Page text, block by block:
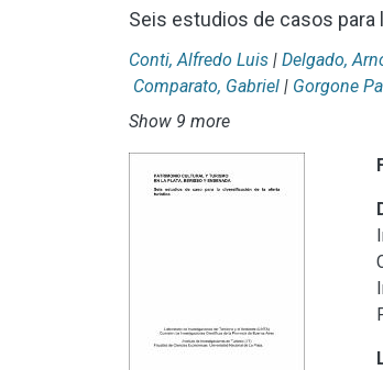
Seis estudios de casos
Conti, Alfredo Luis | Delgado,
Comparato, Gabriel | Gorgone
Show 9 more